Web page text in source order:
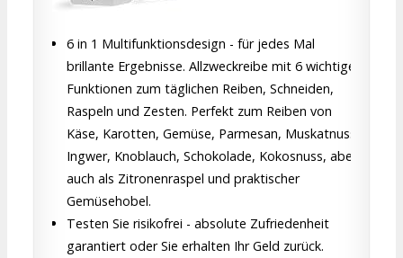
6 in 1 Multifunktionsdesign - für jedes Mal
brillante Ergebnisse. Allzweckreibe mit 6 wichtigen
Funktionen zum täglichen Reiben, Schneiden,
Raspeln und Zesten. Perfekt zum Reiben von
Käse, Karotten, Gemüse, Parmesan, Muskatnuss,
Ingwer, Knoblauch, Schokolade, Kokosnuss, aber
auch als Zitronenraspel und praktischer
Gemüsehobel.
Testen Sie risikofrei - absolute Zufriedenheit
garantiert oder Sie erhalten Ihr Geld zurück.